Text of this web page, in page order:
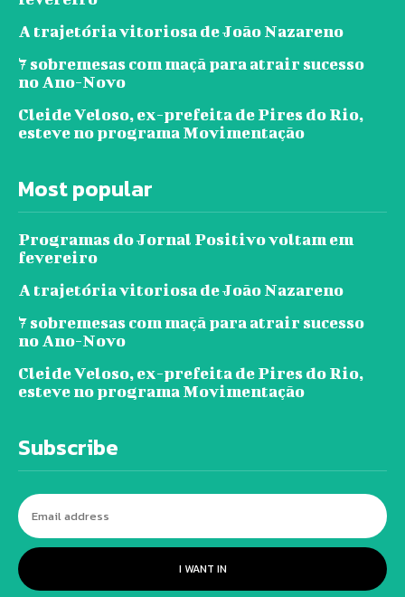
A trajetória vitoriosa de João Nazareno
7 sobremesas com maçã para atrair sucesso
no Ano-Novo
Cleide Veloso, ex-prefeita de Pires do Rio,
esteve no programa Movimentação
Most popular
Programas do Jornal Positivo voltam em
fevereiro
A trajetória vitoriosa de João Nazareno
7 sobremesas com maçã para atrair sucesso
no Ano-Novo
Cleide Veloso, ex-prefeita de Pires do Rio,
esteve no programa Movimentação
Subscribe
I WANT IN